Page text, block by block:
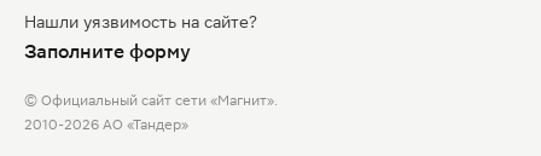
Нашли уязвимость на сайте?
Заполните форму
© Официальный сайт сети «Магнит».
2010-2026 АО «Тандер»